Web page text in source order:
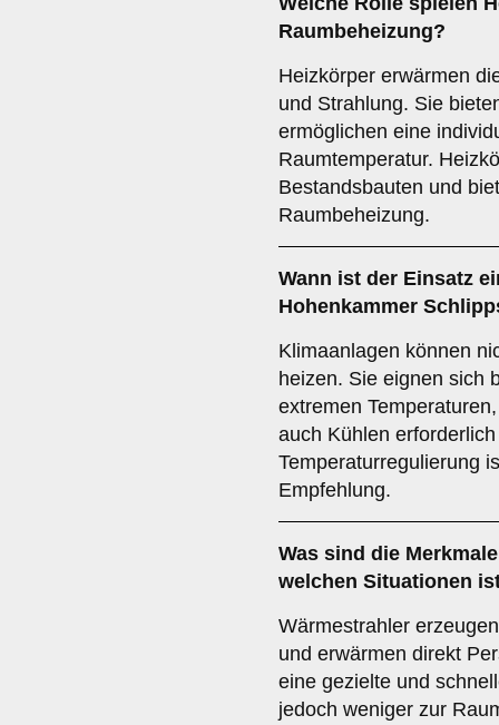
Raumbeheizung?
Heizkörper erwärmen
und Strahlung. Sie
ermöglichen eine
Raumtemperatur.
Bestandsbauten und
Raumbeheizung.
Wann ist der Einsatz
Hohenkammer
Klimaanlagen können
heizen. Sie eignen sich
extremen
auch Kühlen
Temperaturregulierung
Empfehlung.
Was sind die
welchen Situationen
Wärmestrahler
und erwärmen direkt
eine gezielte und
jedoch weniger zur